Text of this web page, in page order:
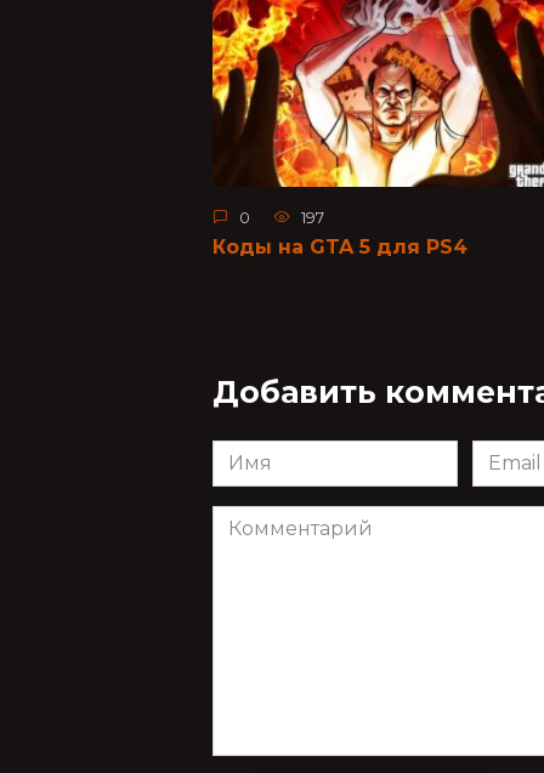
0 197
Коды на GTA 5 для PS4
Добавить
Имя
*
Email
*
Комментарий